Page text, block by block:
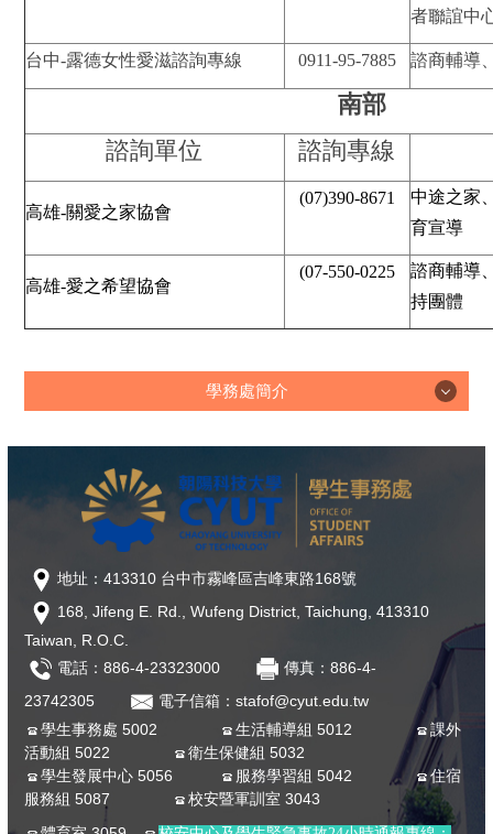
者聯誼中
台中-露德女性愛滋諮詢專線 0911-95-7885 諮商輔導
南部
諮詢單位
諮詢專線
高雄-關愛之家協會
(07)390-8671
中途之家
育宣導
高雄-愛之希望協會
(07-550-0225
諮商輔導
持團體
學務處簡介
學務處簡介
學務榮譽榜
「夢．啟航．翻轉人生」完善弱勢協助勵學金
近期社團活動公告
表格下載
學務活動時間
人員介紹
法規專區
地址：413310 台中市霧峰區吉峰東路168號
168, Jifeng E. Rd., Wufeng District, Taichung, 413310
Taiwan, R.O.C.
電話：886-4-23323000
傳真：886-4-
23742305
電子信箱：stafof@cyut.edu.tw
學生事務處 5002
生活輔導組 5012
課外
活動組 5022
衛生保健組 5032
學生發展中心 5056
服務學習組 5042
住宿
服務組 5087
校安暨軍訓室 3043